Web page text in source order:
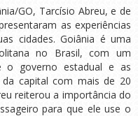
GO, Tarcísio Abreu, e de
as experiências
cidades. Goiânia é uma
no Brasil, com um
o governo estadual e as
capital com mais de 20
reiterou a importância do
para que ele use o